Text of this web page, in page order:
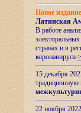
Новое
Латинская
В работе
странах и в
коронавируса
15 декабря
22 ноября